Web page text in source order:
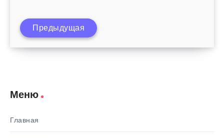
Симптомы менингита у детей
Предыдущая
Меню
Главная